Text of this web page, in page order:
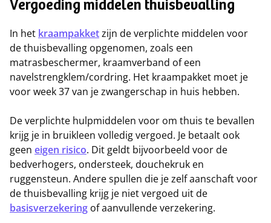
Vergoeding middelen thuisbevalling
In het kraampakketzijn de verplichte middelen voor
de thuisbevalling opgenomen, zoals een
matrasbeschermer, kraamverband of een
navelstrengklem/cordring. Het kraampakket moet je
voor week 37 van je zwangerschap in huis hebben.
De verplichte hulpmiddelen voor om thuis te bevallen
krijg je in bruikleen volledig vergoed. Je betaalt ook
geen eigen risico. Dit geldt bijvoorbeeld voor de
bedverhogers, ondersteek, douchekruk en
ruggensteun. Andere spullen die je zelf aanschaft voor
de thuisbevalling krijg je niet vergoed uit de
basisverzekering of aanvullende verzekering.